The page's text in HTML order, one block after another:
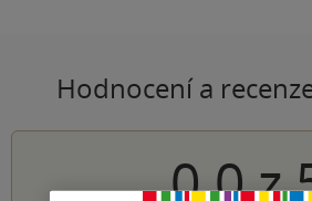
Hodnocení a
0.0z